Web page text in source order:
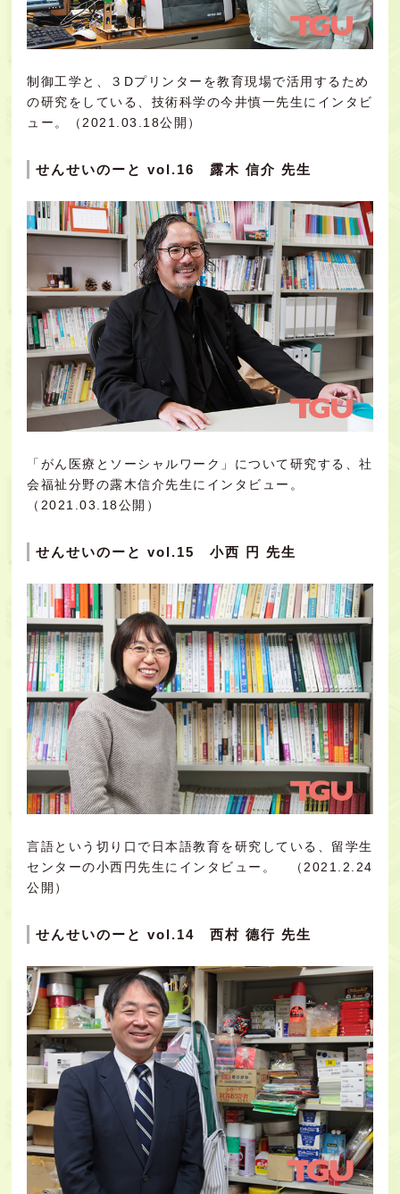
制御工学と、３Dプリンターを教育現場で活用するため
の研究をしている、技術科学の今井慎一先生にインタビ
ュー。（2021.03.18公開）
せんせいのーと vol.16 露木 信介 先生
「がん医療とソーシャルワーク」について研究する、社
会福祉分野の露木信介先生にインタビュー。
（2021.03.18公開）
せんせいのーと vol.15 小西 円 先生
言語という切り口で日本語教育を研究している、留学生
センターの小西円先生にインタビュー。 （2021.2.24
公開）
せんせいのーと vol.14 西村 德行 先生